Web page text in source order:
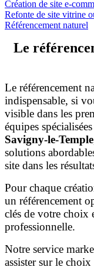
Création de site e-
Refonte de site vitrine
Référencement naturel
Le
Le référencement
indispensable, si
visible dans les
équipes
Savigny-le-Temple
solutions
site dans les
Pour chaque
un référencement
clés de votre choix
professionnelle.
Notre service
assister sur le